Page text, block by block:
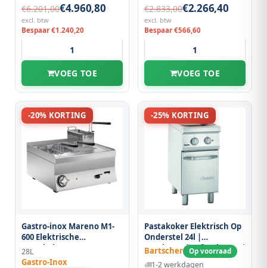
€6.201,00€4.960,80
excl. btw
Bespaar €1.240,20
VOEG TOE
€2.833,00€2.266,40
excl. btw
Bespaar €566,60
VOEG TOE
-20% KORTING
Gastro-inox Mareno M1-
600 Elektrische
Pastakoker 60cm
28L
Gastro-Inox
-25% KORTING
Pastakoker Elektrisch Op
Onderstel 24l |
Ingebouwde Aftapkraan |
7kw | 400x700x850(h)mm
Bartscher Op voorraad
1-2 werkdagen